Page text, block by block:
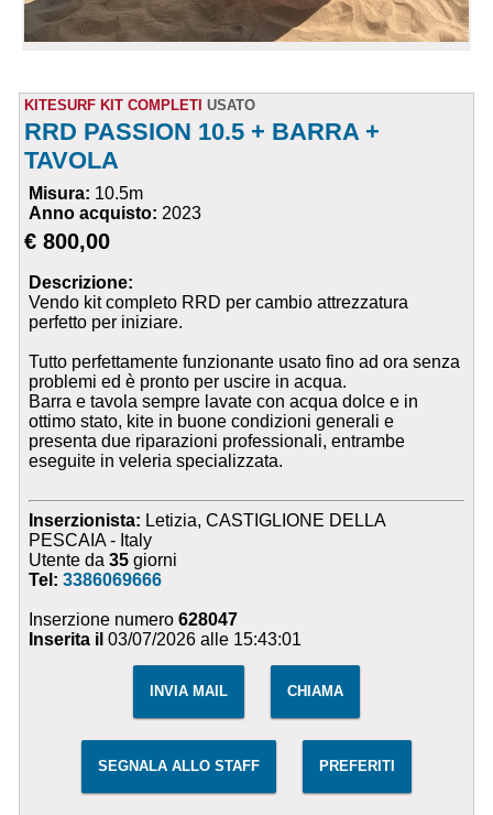
KITESURF KIT COMPLETI USATO
RRD PASSION 10.5 + BARRA +
TAVOLA
Misura: 10.5m
Anno acquisto: 2023
€ 800,00
Descrizione:
Vendo kit completo RRD per cambio attrezzatura
perfetto per iniziare.
Tutto perfettamente funzionante usato fino ad ora senza
problemi ed è pronto per uscire in acqua.
Barra e tavola sempre lavate con acqua dolce e in
ottimo stato, kite in buone condizioni generali e
presenta due riparazioni professionali, entrambe
eseguite in veleria specializzata.
Inserzionista: Letizia, CASTIGLIONE DELLA
PESCAIA - Italy
Utente da35 giorni
Tel:3386069666
Inserzione numero628047
Inserita il 03/07/2026 alle 15:43:01
INVIA MAIL CHIAMA
SEGNALA ALLO STAFF PREFERITI